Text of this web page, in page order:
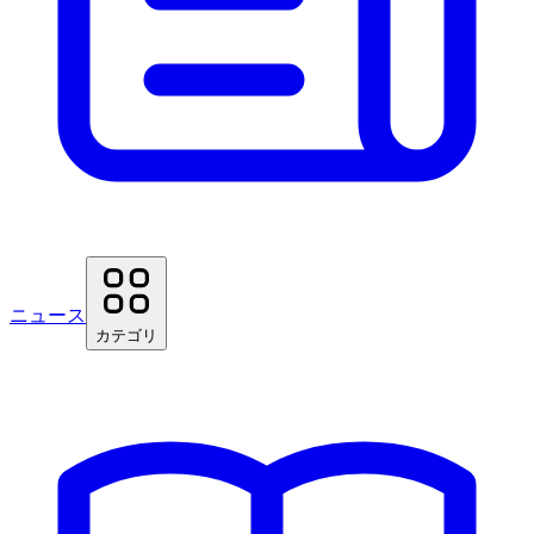
ニュース
カテゴリ